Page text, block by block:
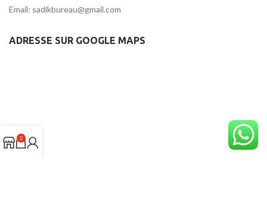
Email: sadikbureau@gmail.com
ADRESSE SUR GOOGLE MAPS
0